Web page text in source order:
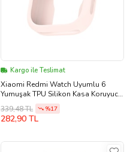
Kargo ile Teslimat
Xiaomi Redmi Watch Uyumlu 6
Yumuşak TPU Silikon Kasa Koruyucu
Zore Watch Gard 41 (Pembe)
339,48 TL %17
282,90 TL